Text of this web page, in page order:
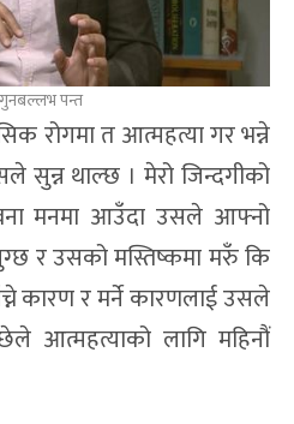
पन्त
रोगमा त आत्महत्या गर भन्ने
सुन्न थाल्छ । मेरो जिन्दगीको
मनमा आउँदा उसले आफ्नो
र उसको मस्तिष्कमा मरुँ कि
कारण र मर्ने कारणलाई उसले
आत्महत्याको लागि महिनौं